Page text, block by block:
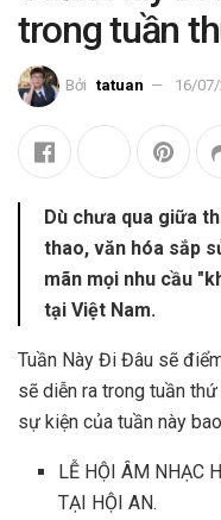
trong tuần
Bởi tatuan 16/
Dù chưa qua giữa
thao, văn hóa sắp
mãn mọi nhu cầu
tại Việt Nam.
Tuần Này Đi Đâu sẽ
sẽ diễn ra trong tuần
sự kiện của tuần này
LỄ HỘI ÂM NHẠC
TẠI HỘI AN.